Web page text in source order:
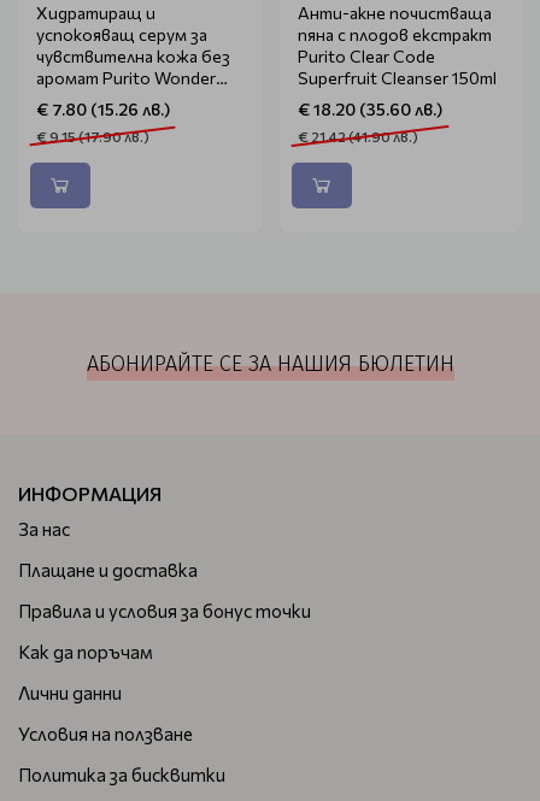
Хидратиращ и
успокояващ серум за
чувствителна кожа без
аромат Purito Wonder
Releaf Centella Serum
Unscented Mini 15ml
€ 7.80 (15.26 лв.)
€ 9.15 (17.90 лв.)
Анти-акне почистваща
пяна с плодов екстракт
Purito Clear Code
Superfruit Cleanser 150ml
€ 18.20 (35.60 лв.)
€ 21.42 (41.90 лв.)
АБОНИРАЙТЕ СЕ ЗА НАШИЯ БЮЛЕТИН
ИНФОРМАЦИЯ
За нас
Плащане и доставка
Правила и условия за бонус точки
Как да поръчам
Лични данни
Условия на ползване
Политика за бисквитки